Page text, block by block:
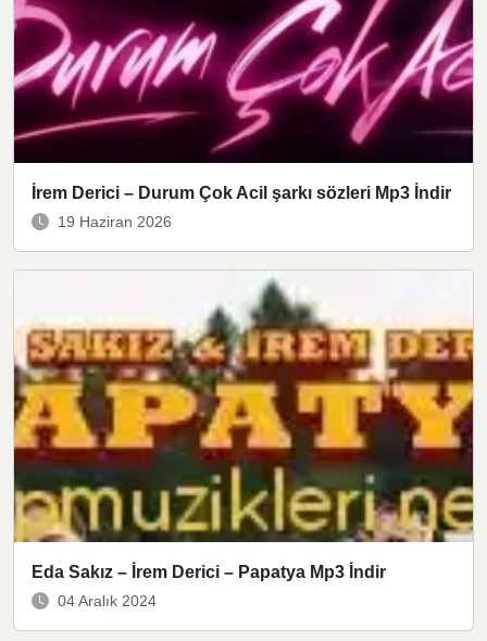
İrem Derici – Durum Çok Acil şarkı sözleri Mp3 İndir
19 Haziran 2026
Eda Sakız – İrem Derici – Papatya Mp3 İndir
04 Aralık 2024